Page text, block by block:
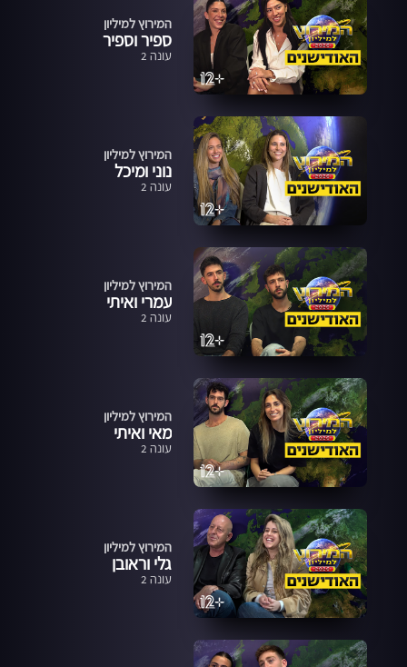
המירוץ למיליון
ספיר וספיר
עונה 2
המירוץ למיליון
נוני ומיכל
עונה 2
המירוץ למיליון
עמרי ואיתי
עונה 2
המירוץ למיליון
מאי ואיתי
עונה 2
המירוץ למיליון
גלי וראובן
עונה 2